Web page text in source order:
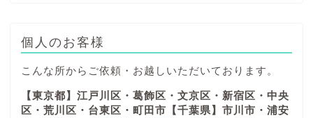
個人のお客様
こんな所からご依頼・お越しいただいております。
【東京都】江戸川区・葛飾区・文京区・新宿区・中央
区・荒川区・台東区・町田市【千葉県】市川市・浦安